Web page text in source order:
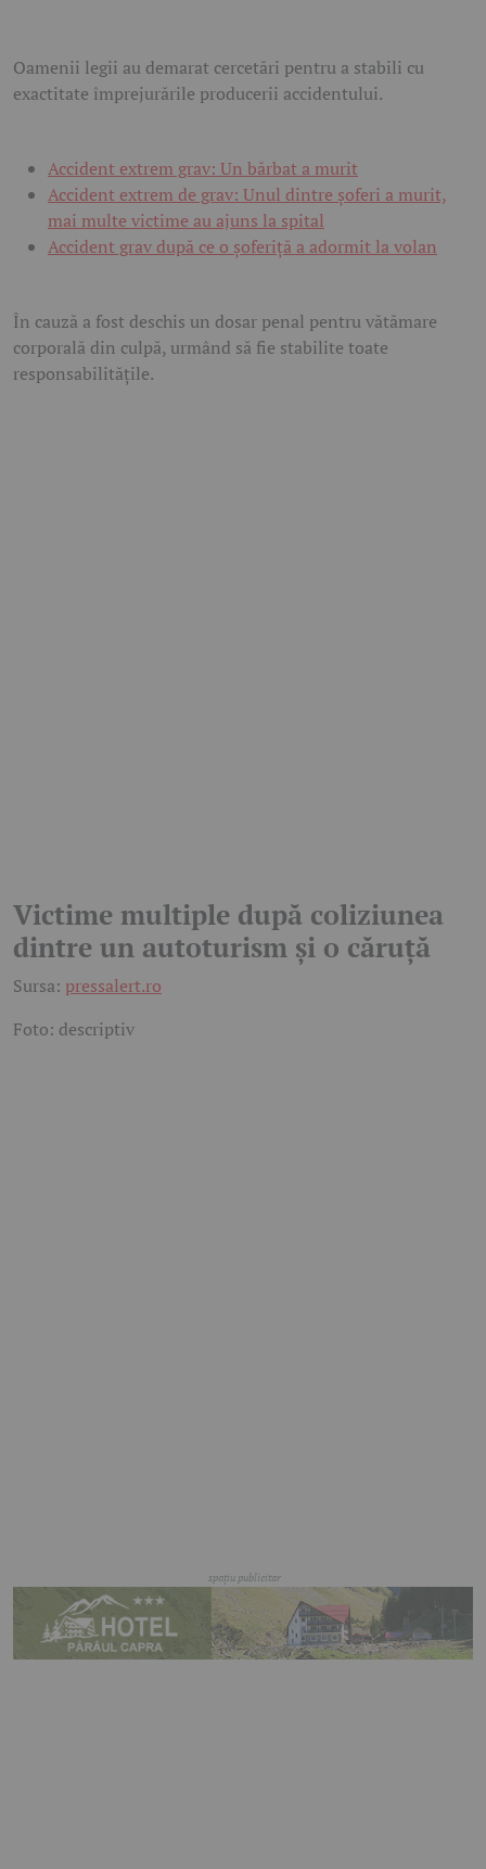
Oamenii legii au demarat cercetări pentru a stabili cu
exactitate împrejurările producerii accidentului.
Accident extrem grav: Un bărbat a murit
Accident extrem de grav: Unul dintre șoferi a murit,
mai multe victime au ajuns la spital
Accident grav după ce o șoferiță a adormit la volan
În cauză a fost deschis un dosar penal pentru vătămare
corporală din culpă, urmând să fie stabilite toate
responsabilitățile.
Victime multiple după coliziunea
dintre un autoturism și o căruță
Sursa: pressalert.ro
Foto: descriptiv